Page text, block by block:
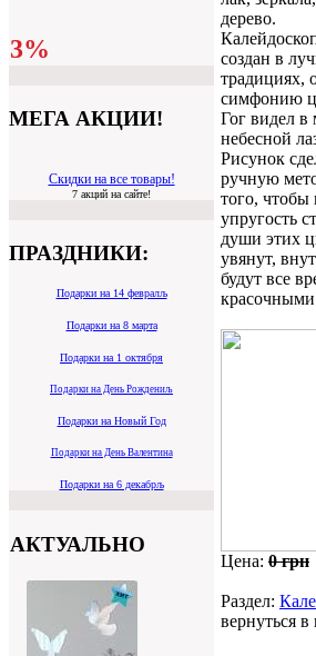
3%
МЕГА АКЦИИ!
Скидки на все товары!
7 акций на сайте!
ПРАЗДНИКИ:
Подарки на 14 февралљ
Подарки на 8 марта
Подарки на 1 октября
Подарки на День Рождениљ
Подарки на Новый Год
Подарки на День Валентина
Подарки на 6 декабрљ
АКТУАЛЬНО
дерево.
создан в
традициях,
симфонию
Гог видел в
небесной
Рисунок
ручную
того,
упругость
души этих
увянут,
будут все
Цена: 0 грн
Раздел:
вернуться в